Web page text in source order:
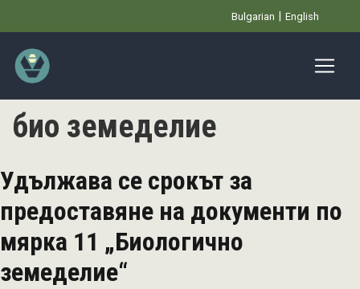
към
Bulgarian English
био земеделие
Удължава се срокът за
предоставяне на документи по
мярка 11 „Биологично
земеделие“